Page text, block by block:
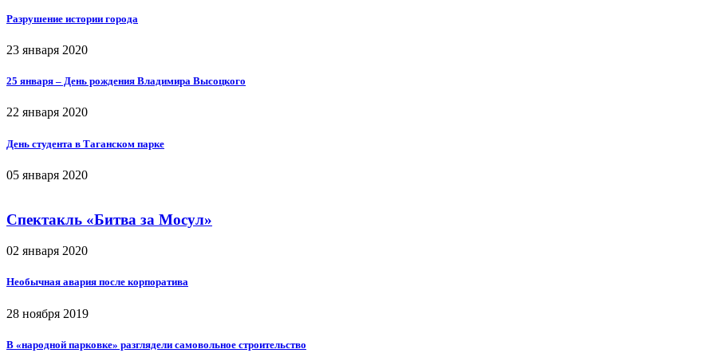
Разрушение истории города
23 января 2020
25 января – День рождения Владимира Высоцкого
22 января 2020
День студента в Таганском парке
05 января 2020
Спектакль «Битва за Мосул»
02 января 2020
Необычная авария после корпоратива
28 ноября 2019
В «народной парковке» разглядели самовольное строительство